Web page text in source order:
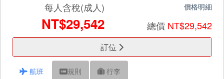
每人含稅(成人)
NT$29,542
價格明細
總價 NT$29,542
訂位
航班 規則 行李